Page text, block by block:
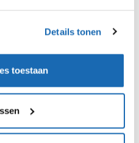
Details tonen
toestaan
HORNBACH, Van Dal
die daar goed op
cruciaal voor
retailer actief aanbeveelt